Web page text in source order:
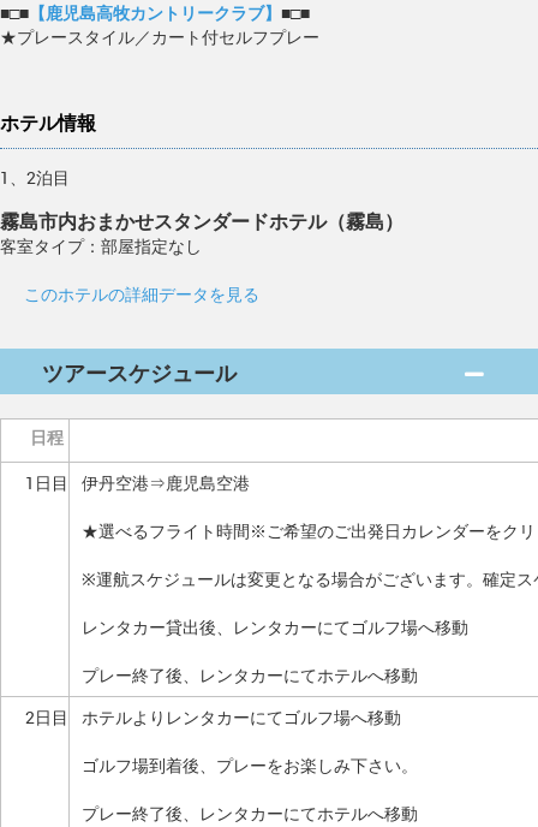
■□■ 【鹿児島高牧カントリークラブ】 ■□■
★プレースタイル／カート付セルフプレー
ホテル情報
1、2泊目
霧島市内おまかせスタンダードホテル（霧島）
客室タイプ：部屋指定なし
このホテルの詳細データを見る
ツアースケジュール
日程
1日目
伊丹空港⇒鹿児島空港
★選べるフライト時間※ご希望のご出発日カレンダーをク
※運航スケジュールは変更となる場合がございます。確定
レンタカー貸出後、レンタカーにてゴルフ場へ移動
プレー終了後、レンタカーにてホテルへ移動
2日目
ホテルよりレンタカーにてゴルフ場へ移動
ゴルフ場到着後、プレーをお楽しみ下さい。
プレー終了後、レンタカーにてホテルへ移動